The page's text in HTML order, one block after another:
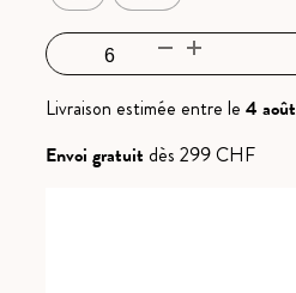
notation
quantité
de
Brut
Livraison estimée entre le 4 août
Envoi gratuit dès 299 CHF